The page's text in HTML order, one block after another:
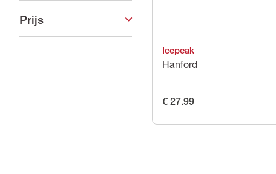
Prijs
Icepeak
Hanford
€ 27.99